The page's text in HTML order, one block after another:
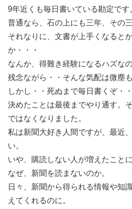
9年近くも毎日書いている勘定です
普通なら、石の上にも三年、その
それなりに、文書が上手くなると
か・・・
なんか、得難き経験になるハズな
残念ながら・・そんな気配は微塵
しかし・・死ぬまで毎日書くぞ・
決めたことは最後までやり通す。
ではなくなりました。
私は新聞大好き人間ですが、最近
い。
いや、購読しない人が増えたこと
なぜ、新聞を読まないのか。
日々、新聞から得られる情報や知
えてくれるのに。